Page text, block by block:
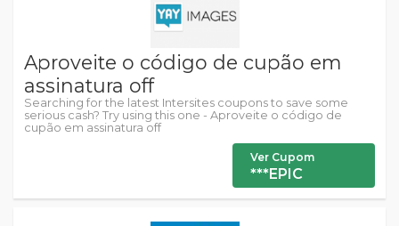
Aproveite o código de cupão em
assinatura off
Searching for the latest Intersites coupons to save some
serious cash? Try using this one - Aproveite o código de
cupão em assinatura off
Ver Cupom
***EPIC